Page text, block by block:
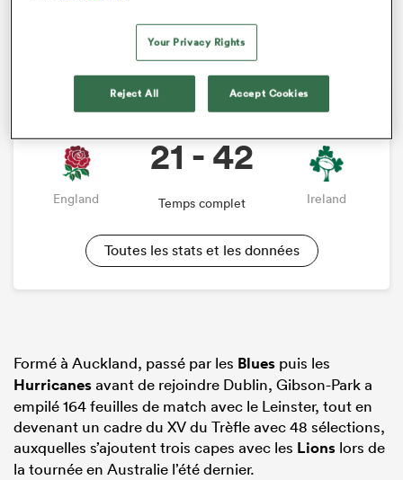
son influence demeure, mais qu’elle n’est plus
Rencontre Six Nations
England
21 - 42
Temps complet Ireland
Toutes les stats et les données
Formé à Auckland, passé par les Blues puis les
Hurricanesavant de rejoindre Dublin, Gibson-Park a
empilé 164 feuilles de match avec le Leinster, tout en
devenant un cadre du XV du Trèfle avec 48 sélections,
auxquelles s’ajoutent trois capes avec les Lions lors de
la tournée en Australie l’été dernier.
Your Privacy Rights
Reject All Accept Cookies